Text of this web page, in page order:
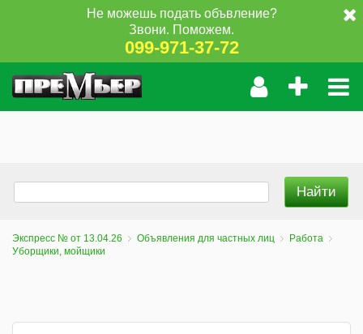
Не можешь подать объвление?
Звони. Поможем.
099-971-37-72
Экспресс № от 13.04.26 Объявления для частных лиц
Работа
Уборщики, мойщики